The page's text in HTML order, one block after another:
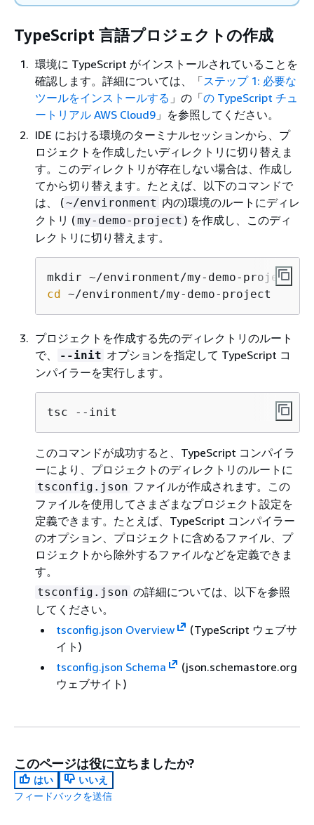
TypeScript 言語プロジェクトの作成
環境に TypeScript がインストールされていることを
確認します。詳細については、「ステップ 1: 必要な
ツールをインストールする 」の「の TypeScript チュ
ートリアル AWS Cloud9 」を参照してください。
IDE における環境のターミナルセッションから、プ
ロジェクトを作成したいディレクトリに切り替えま
す。このディレクトリが存在しない場合は、作成し
てから切り替えます。たとえば、以下のコマンドで
は、 (~/environment 内の)環境のルートにディレ
クトリ (my-demo-project ) を作成し、このディ
レクトリに切り替えます。
cd ~/environment/my-demo-project
プロジェクトを作成する先のディレクトリのルート
で、
--init オプションを指定して TypeScript コ
ンパイラーを実行します。
tsc --init
このコマンドが成功すると、TypeScript コンパイラ
ーにより、プロジェクトのディレクトリのルートに
tsconfig.json ファイルが作成されます。この
ファイルを使用してさまざまなプロジェクト設定を
定義できます。たとえば、TypeScript コンパイラー
のオプション、プロジェクトに含めるファイル、プ
ロジェクトから除外するファイルなどを定義できま
す。
tsconfig.json の詳細については、以下を参照
してください。
tsconfig.json Overview
(TypeScript ウェブサ
イト)
tsconfig.json Schema
(json.schemastore.org
ウェブサイト)
このページは役に立ちましたか?
はい
いいえ
フィードバックを送信